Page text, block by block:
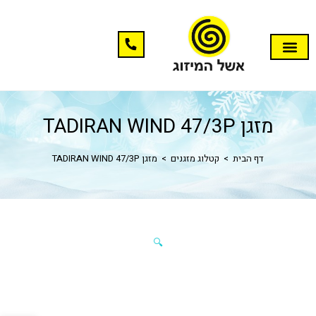
מזגן TADIRAN WIND 47/3P
דף הבית > קטלוג מזגנים > מזגן TADIRAN WIND 47/3P
🔍